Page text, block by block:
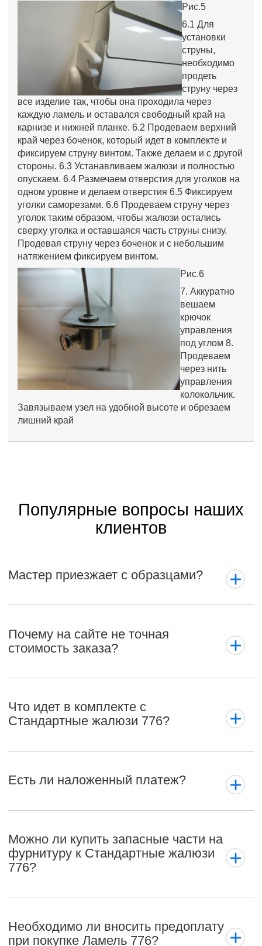
Рис.5
6.1 Для
установки
струны,
необходимо
продеть
струну через
все изделие так, чтобы она проходила через
каждую ламель и оставался свободный край на
карнизе и нижней планке. 6.2 Продеваем верхний
край через боченок, который идет в комплекте и
фиксируем струну винтом. Также делаем и с другой
стороны. 6.3 Устанавливаем жалюзи и полностью
опускаем. 6.4 Размечаем отверстия для уголков на
одном уровне и делаем отверстия 6.5 Фиксируем
уголки саморезами. 6.6 Продеваем струну через
уголок таким образом, чтобы жалюзи остались
сверху уголка и оставшаяся часть струны снизу.
Продевая струну через боченок и с небольшим
натяжением фиксируем винтом.
Рис.6
7. Аккуратно
вешаем
крючок
управления
под углом 8.
Продеваем
через нить
управления
колокольчик.
Завязываем узел на удобной высоте и обрезаем
лишний край
Популярные вопросы наших
клиентов
Мастер приезжает с образцами?
Почему на сайте не точная
стоимость заказа?
Что идет в комплекте с
Стандартные жалюзи 776?
Есть ли наложенный платеж?
Можно ли купить запасные части на
фурнитуру к Стандартные жалюзи
776?
Необходимо ли вносить предоплату
при покупке Ламель 776?